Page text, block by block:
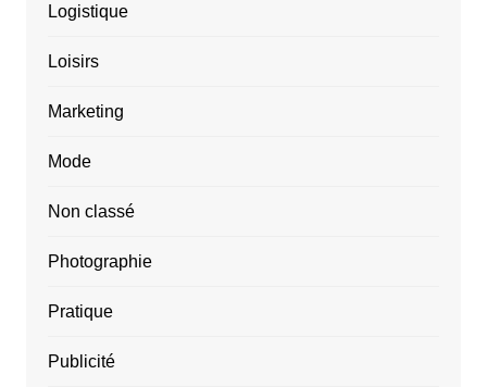
Logistique
Loisirs
Marketing
Mode
Non classé
Photographie
Pratique
Publicité